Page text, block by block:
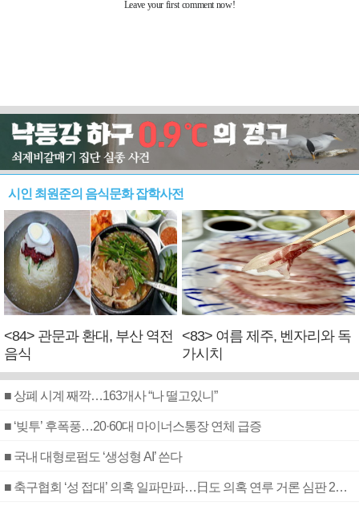
시인 최원준의 음식문화 잡학사전
<84> 관문과 환대, 부산 역전
음식
<83> 여름 제주, 벤자리와 독
가시치
■ 상폐 시계 째깍…163개사 “나 떨고있니”
■ ‘빚투’ 후폭풍…20·60대 마이너스통장 연체 급증
■ 국내 대형로펌도 ‘생성형 AI’ 쓴다
■ 축구협회 ‘성 접대’ 의혹 일파만파…日도 의혹 연루 거론 심판 2명 조사